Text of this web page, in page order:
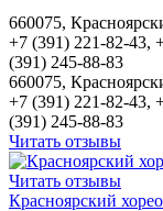
660075,
+7 (391) 221-82-43,
(391) 245-88-83
660075,
+7 (391) 221-82-43,
(391) 245-88-83
Читать отзывы
Читать отзывы
Красноярский